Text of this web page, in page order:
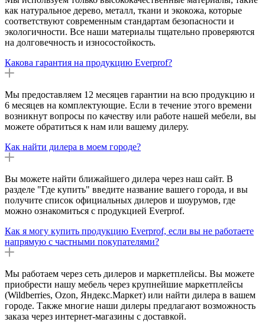
как натуральное дерево, металл, ткани и экокожа, которые
соответствуют современным стандартам безопасности и
экологичности. Все наши материалы тщательно проверяются
на долговечность и износостойкость.
Какова гарантия на продукцию Everprof?
Мы предоставляем 12 месяцев гарантии на всю продукцию и
6 месяцев на комплектующие. Если в течение этого времени
возникнут вопросы по качеству или работе нашей мебели, вы
можете обратиться к нам или вашему дилеру.
Как найти дилера в моем городе?
Вы можете найти ближайшего дилера через наш сайт. В
разделе "Где купить" введите название вашего города, и вы
получите список официальных дилеров и шоурумов, где
можно ознакомиться с продукцией Everprof.
Как я могу купить продукцию Everprof, если вы не работаете
напрямую с частными покупателями?
Мы работаем через сеть дилеров и маркетплейсы. Вы можете
приобрести нашу мебель через крупнейшие маркетплейсы
(Wildberries, Ozon, Яндекс.Маркет) или найти дилера в вашем
городе. Также многие наши дилеры предлагают возможность
заказа через интернет-магазины с доставкой.